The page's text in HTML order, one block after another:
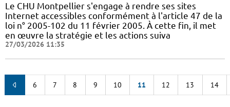
Le CHU Montpellier s'engage à rendre ses sites
Internet accessibles conformément à l'article 47 de la
loi n° 2005-102 du 11 février 2005. À cette fin, il met
en œuvre la stratégie et les actions suiva
27/03/2026 11:35
6 7 8 9 10 11 12 13 14